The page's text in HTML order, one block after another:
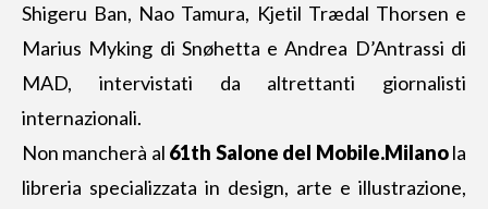
Shigeru Ban, Nao Tamura, Kjetil Trædal Thorsen e
Marius Myking di Snøhetta e Andrea D’Antrassi di
MAD, intervistati da altrettanti giornalisti
internazionali.
Non mancherà al 61th Salone del Mobile.Milanola
libreria specializzata in design, arte e illustrazione,